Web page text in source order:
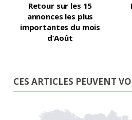
Retour sur les 15
annonces les plus
importantes du mois
d’Août
CES ARTICLES PEUVENT